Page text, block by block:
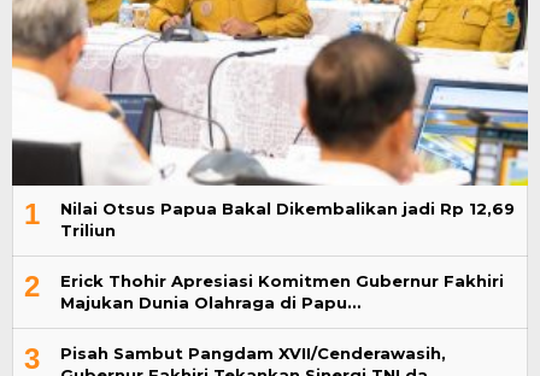
1
Nilai Otsus Papua Bakal Dikembalikan jadi Rp 12,69
Triliun
2
Erick Thohir Apresiasi Komitmen Gubernur Fakhiri
Majukan Dunia Olahraga di Papu…
3
Pisah Sambut Pangdam XVII/Cenderawasih,